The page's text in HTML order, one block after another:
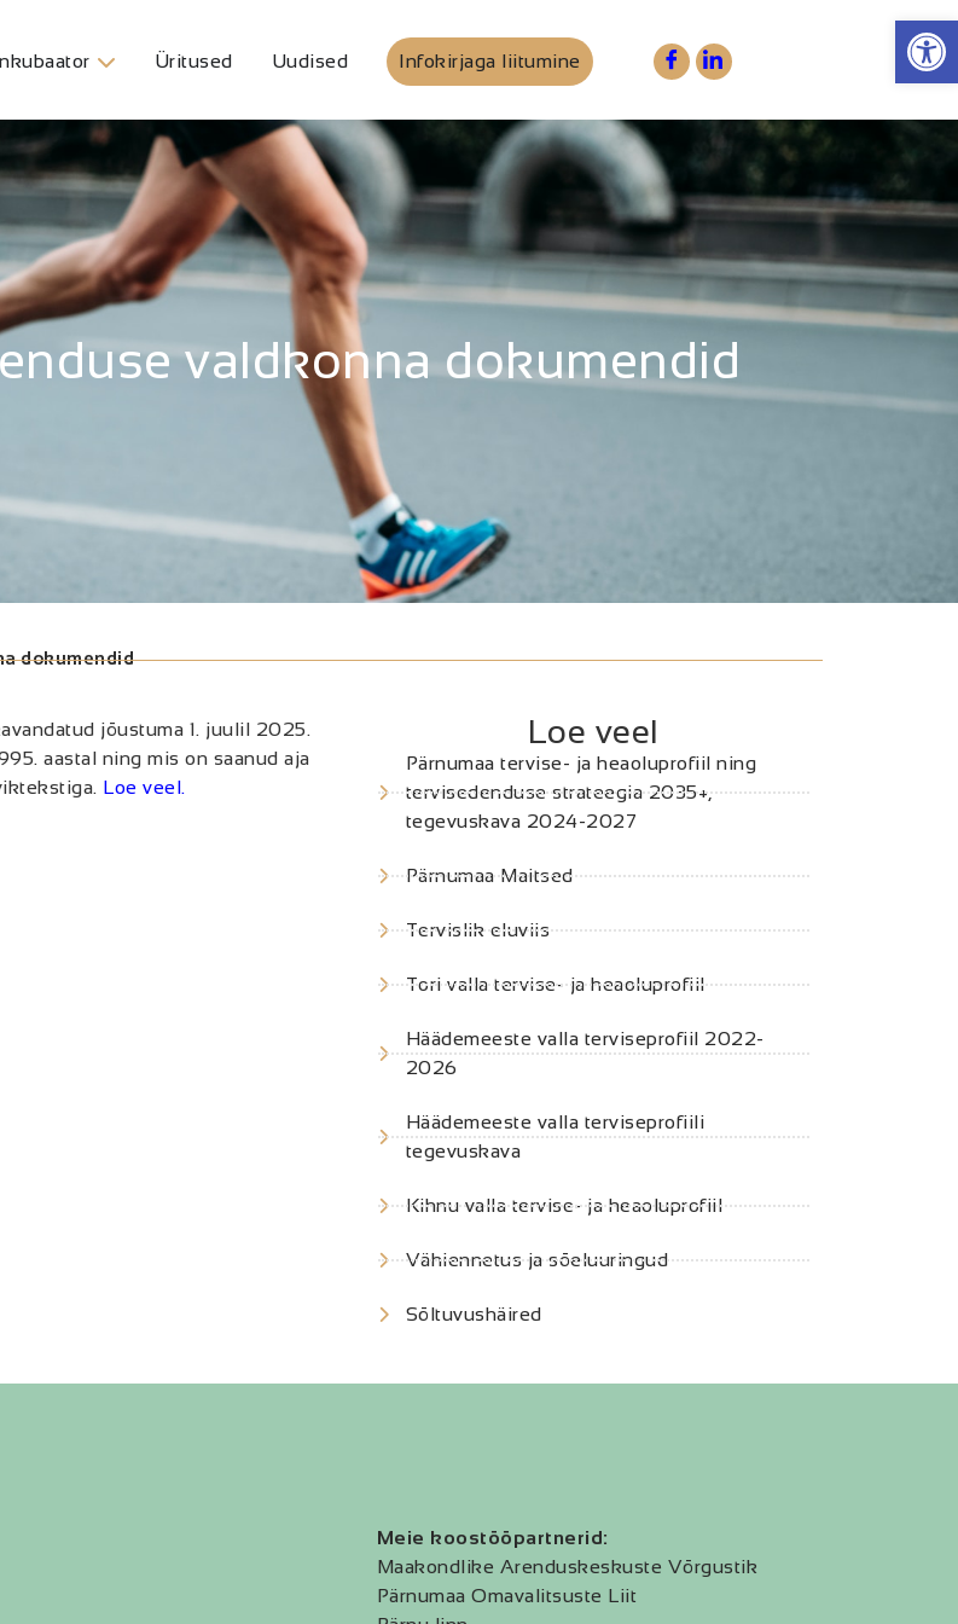
Üritused Uudised Infokirjaga liitumine
valdkonna dokumendid
dokumendid
jõustuma 1. juulil 2025.
aastal ning mis on saanud aja
Loe veel.
Loe veel
Pärnumaa tervise- ja heaoluprofiil ning
tervisedenduse strateegia 2035+,
tegevuskava 2024-2027
Pärnumaa Maitsed
Tervislik eluviis
Tori valla tervise- ja heaoluprofiil
Häädemeeste valla terviseprofiil 2022-
2026
Häädemeeste valla terviseprofiili
tegevuskava
Kihnu valla tervise- ja heaoluprofiil
Vähiennetus ja sõeluuringud
Sõltuvushäired
Meie koostööpartnerid:
Maakondlike Arenduskeskuste Võrgustik
Pärnumaa Omavalitsuste Liit